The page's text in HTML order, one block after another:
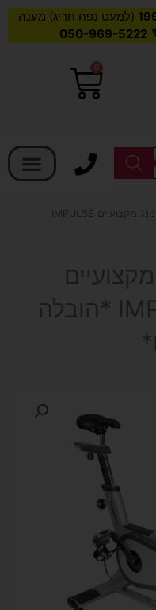
(למעט נפח חריג) מענה
050-969-5222
0
עגלת
/ אופני ספינינג מקצועיים IMPULSE
IMPULSE PS300E *הובלה